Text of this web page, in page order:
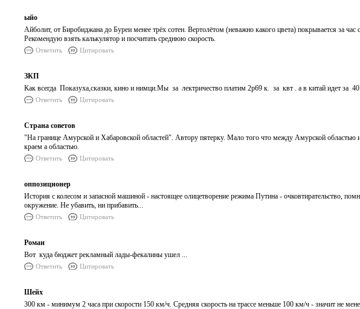
ыйо
Айболит, от Биробиджана до Буреи менее трёх сотен. Вертолётом (неважно какого цвета) покрывается за
Рекомендую взять калькулятор и посчитать среднюю скорость.
Ответить Цитировать
ЗКП
Как всегда Показуха,сказки, кино и нимци.Мы за лектричество платим 2р69 к. за квт . а в китай идет за
Ответить Цитировать
Страна советов
"На границе Амурской и Хабаровской областей". Автору пятерку. Мало того что между Амурской
краем а областью.
Ответить Цитировать
оппозиционер
История с колесом и запасной машиной - настоящее олицетворение режима Путина - очковтирательство,
окружение. Не убавить, ни прибавить...
Ответить Цитировать
Роман
Вот куда бюджет рекламный лады-фекалины ушел ...
Ответить Цитировать
Шейх
300 км - минимум 2 часа при скорости 150 км/ч. Средняя скорость на трассе меньше 100 км/ч - значит не